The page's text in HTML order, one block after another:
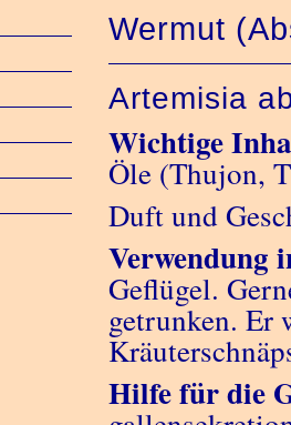
Wermut
Artemisia
Wichtige
Öle (Thujon,
Duft und
Verwendung
Geflügel.
getrunken. Er
Hilfe für die